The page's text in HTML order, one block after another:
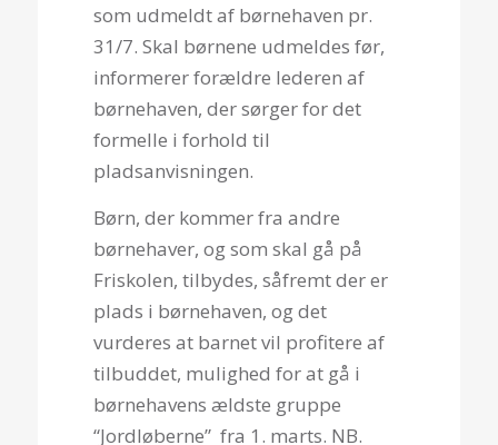
som udmeldt af børnehaven pr.
31/7. Skal børnene udmeldes før,
informerer forældre lederen af
børnehaven, der sørger for det
formelle i forhold til
pladsanvisningen.
Børn, der kommer fra andre
børnehaver, og som skal gå på
Friskolen, tilbydes, såfremt der er
plads i børnehaven, og det
vurderes at barnet vil profitere af
tilbuddet, mulighed for at gå i
børnehavens ældste gruppe
“Jordløberne” fra 1. marts. NB.